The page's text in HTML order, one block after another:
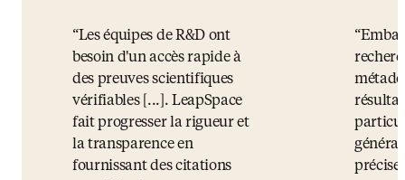
Les équipes de R&D ont
besoin d'un accès rapide à
des preuves scientifiques
vérifiables [...]. LeapSpace
fait progresser la rigueur et
la transparence en
fournissant des citations